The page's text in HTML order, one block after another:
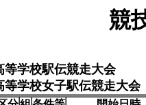
競
学校駅伝競走大会
女子駅伝競走大会